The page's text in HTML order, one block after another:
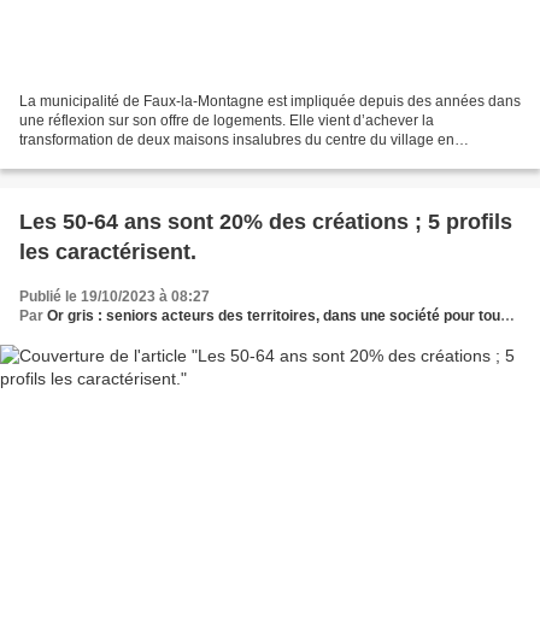
La municipalité de Faux-la-Montagne est impliquée depuis des années dans
une réflexion sur son offre de logements. Elle vient d’achever la
transformation de deux maisons insalubres du centre du village en
Les 50-64 ans sont 20% des créations ; 5 profils
les caractérisent.
Publié le 19/10/2023 à 08:27
Par Or gris : seniors acteurs des territoires, dans une société pour tous les âges